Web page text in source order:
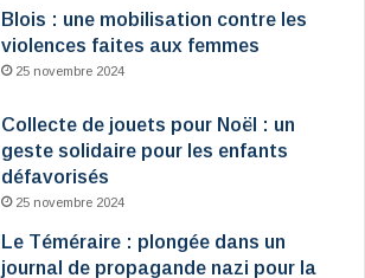
Blois : une mobilisation contre les
violences faites aux femmes
25 novembre 2024
Collecte de jouets pour Noël : un
geste solidaire pour les enfants
défavorisés
25 novembre 2024
Le Téméraire : plongée dans un
journal de propagande nazi pour la